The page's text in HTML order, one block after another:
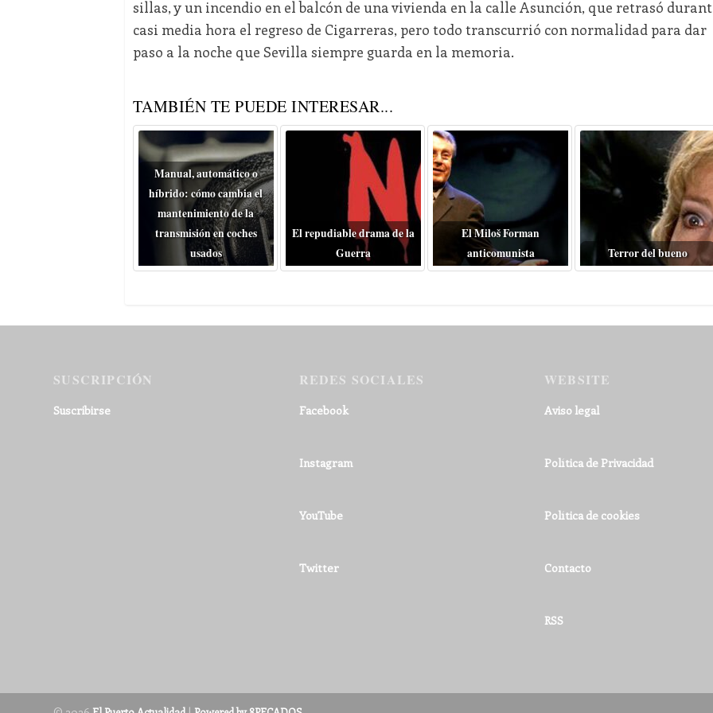
sillas, y un incendio en el balcón de una vivienda en la calle Asunción, que retrasó
casi media hora el regreso de Cigarreras, pero todo transcurrió con normalidad para dar
paso a la noche que Sevilla siempre guarda en la memoria.
TAMBIÉN TE PUEDE INTERESAR...
Manual, automático o
híbrido: cómo cambia el
mantenimiento de la
transmisión en coches
usados
El repudiable drama de la
Guerra
El Miloš Forman
anticomunista
Terror del bueno
SUSCRIPCIÓN
Suscribirse
REDES SOCIALES
Facebook
Instagram
YouTube
Twitter
WEBSITE
Aviso legal
Política de Privacidad
Política de cookies
Contacto
RSS